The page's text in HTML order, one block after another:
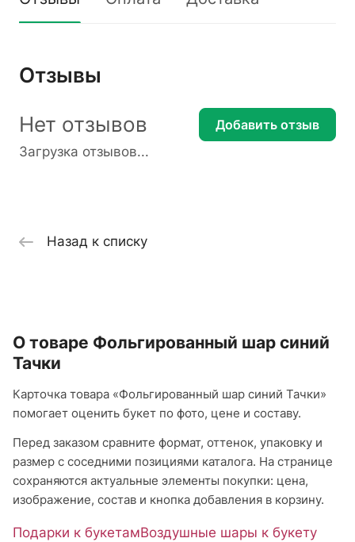
Отзывы
Загрузка отзывов...
Нет отзывов Добавить отзыв
Назад к списку
О товаре Фольгированный шар синий
Тачки
Карточка товара «Фольгированный шар синий Тачки»
помогает оценить букет по фото, цене и составу.
Перед заказом сравните формат, оттенок, упаковку и
размер с соседними позициями каталога. На странице
сохраняются актуальные элементы покупки: цена,
изображение, состав и кнопка добавления в корзину.
Подарки к букетамВоздушные шары к букету